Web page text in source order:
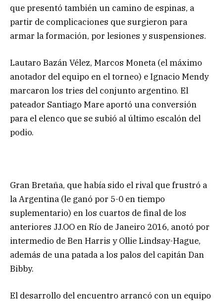
que presentó también un camino de espinas, a
partir de complicaciones que surgieron para
armar la formación, por lesiones y suspensiones.
Lautaro Bazán Vélez, Marcos Moneta (el máximo
anotador del equipo en el torneo) e Ignacio Mendy
marcaron los tries del conjunto argentino. El
pateador Santiago Mare aportó una conversión
para el elenco que se subió al último escalón del
podio.
Gran Bretaña, que había sido el rival que frustró a
la Argentina (le ganó por 5-0 en tiempo
suplementario) en los cuartos de final de los
anteriores JJ.OO en Río de Janeiro 2016, anotó por
intermedio de Ben Harris y Ollie Lindsay-Hague,
además de una patada a los palos del capitán Dan
Bibby.
El desarrollo del encuentro arrancó con un equipo